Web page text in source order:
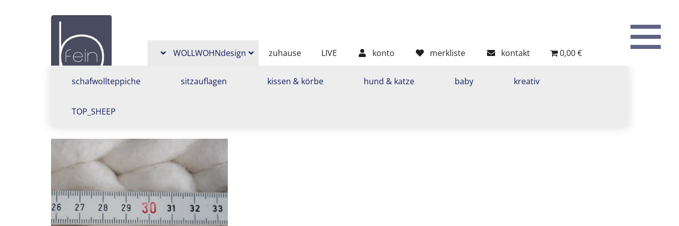
Design
aus
Schafwolle,
Schafwollteppiche,
Bankauflagen,
Sitzkissen,
WOLLWOHNdesign
schafwollteppiche sitzauflagen kissen & körbe hund & katze baby kreativ
TOP_SHEEP
zuhause LIVE konto merkliste kontakt 0,00 €